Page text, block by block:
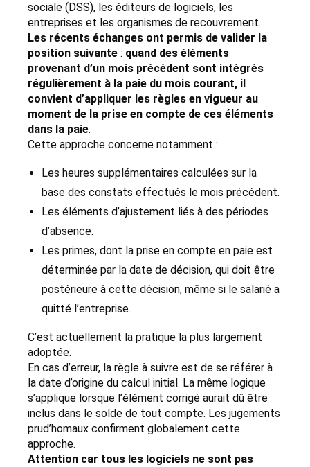
sociale (DSS), les éditeurs de logiciels, les
entreprises et les organismes de recouvrement.
Les récents échanges ont permis de valider la
position suivante : quand des éléments
provenant d’un mois précédent sont intégrés
régulièrement à la paie du mois courant, il
convient d’appliquer les règles en vigueur au
moment de la prise en compte de ces éléments
dans la paie.
Cette approche concerne notamment :
Les heures supplémentaires calculées sur la
base des constats effectués le mois précédent.
Les éléments d’ajustement liés à des périodes
d’absence.
Les primes, dont la prise en compte en paie est
déterminée par la date de décision, qui doit être
postérieure à cette décision, même si le salarié a
quitté l’entreprise.
C’est actuellement la pratique la plus largement
adoptée.
En cas d’erreur, la règle à suivre est de se référer à
la date d’origine du calcul initial. La même logique
s’applique lorsque l’élément corrigé aurait dû être
inclus dans le solde de tout compte. Les jugements
prud’homaux confirment globalement cette
approche.
Attention car tous les logiciels ne sont pas